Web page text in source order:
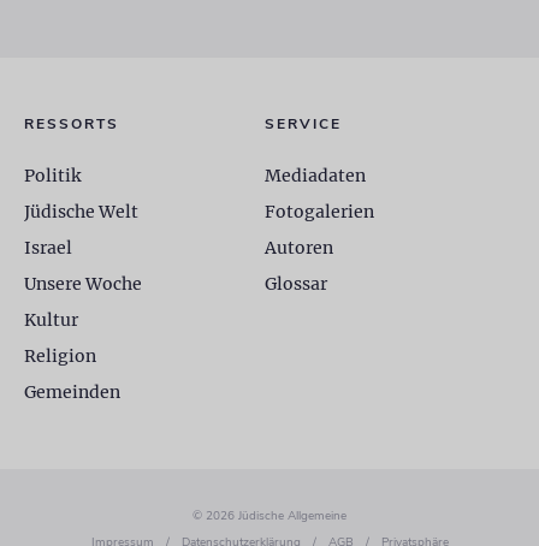
RESSORTS
Politik
Jüdische Welt
Israel
Unsere Woche
Kultur
Religion
Gemeinden
SERVICE
Mediadaten
Fotogalerien
Autoren
Glossar
© 2026 Jüdische Allgemeine